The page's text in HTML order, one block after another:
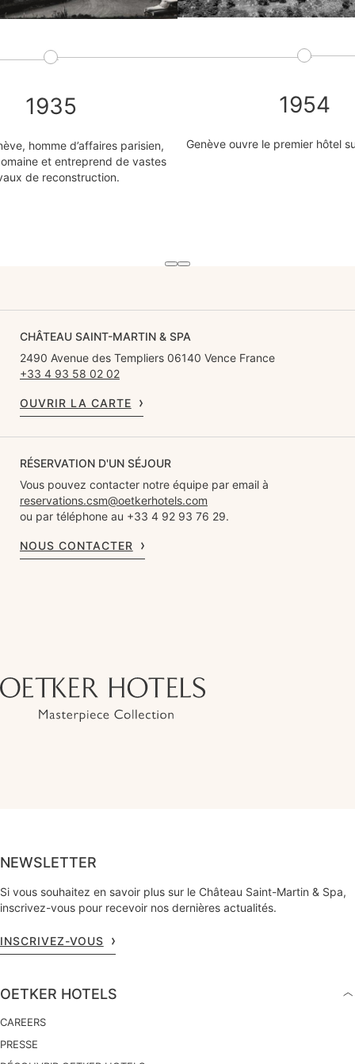
1935
homme d’affaires parisien,
et entreprend de vastes
de reconstruction.
1954
Genève ouvre le premier hôtel
CHÂTEAU SAINT-MARTIN & SPA
2490 Avenue des Templiers 06140 Vence France
+33 4 93 58 02 02
OUVRIR LA CARTE
RÉSERVATION D'UN SÉJOUR
Vous pouvez contacter notre équipe par email à
reservations.csm@oetkerhotels.com
ou par téléphone au +33 4 92 93 76 29.
NOUS CONTACTER
NEWSLETTER
Si vous souhaitez en savoir plus sur le Château Saint-Martin & Spa,
inscrivez-vous pour recevoir nos dernières actualités.
INSCRIVEZ-VOUS
OETKER HOTELS
CAREERS
PRESSE